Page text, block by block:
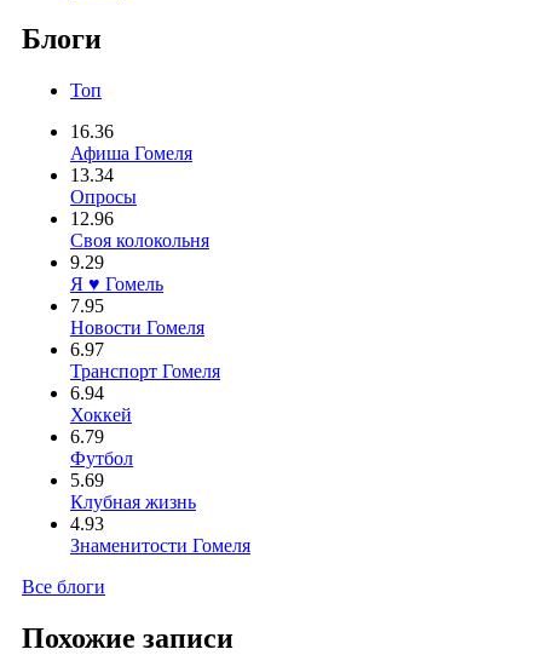
Блоги
Топ
16.36
Афиша Гомеля
13.34
Опросы
12.96
Своя колокольня
9.29
Я ♥ Гомель
7.95
Новости Гомеля
6.97
Транспорт Гомеля
6.94
Хоккей
6.79
Футбол
5.69
Клубная жизнь
4.93
Знаменитости Гомеля
Все блоги
Похожие записи